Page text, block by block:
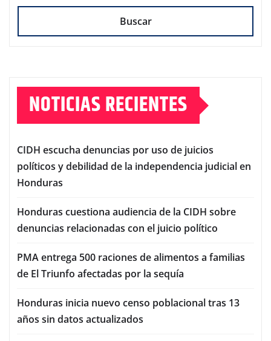
Buscar
NOTICIAS RECIENTES
CIDH escucha denuncias por uso de juicios
políticos y debilidad de la independencia judicial en
Honduras
Honduras cuestiona audiencia de la CIDH sobre
denuncias relacionadas con el juicio político
PMA entrega 500 raciones de alimentos a familias
de El Triunfo afectadas por la sequía
Honduras inicia nuevo censo poblacional tras 13
años sin datos actualizados